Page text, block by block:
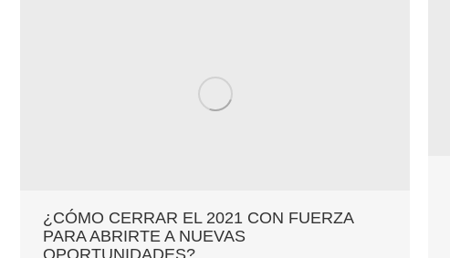
¿CÓMO CERRAR EL 2021 CON FUERZA
PARA ABRIRTE A NUEVAS
OPORTUNIDADES?